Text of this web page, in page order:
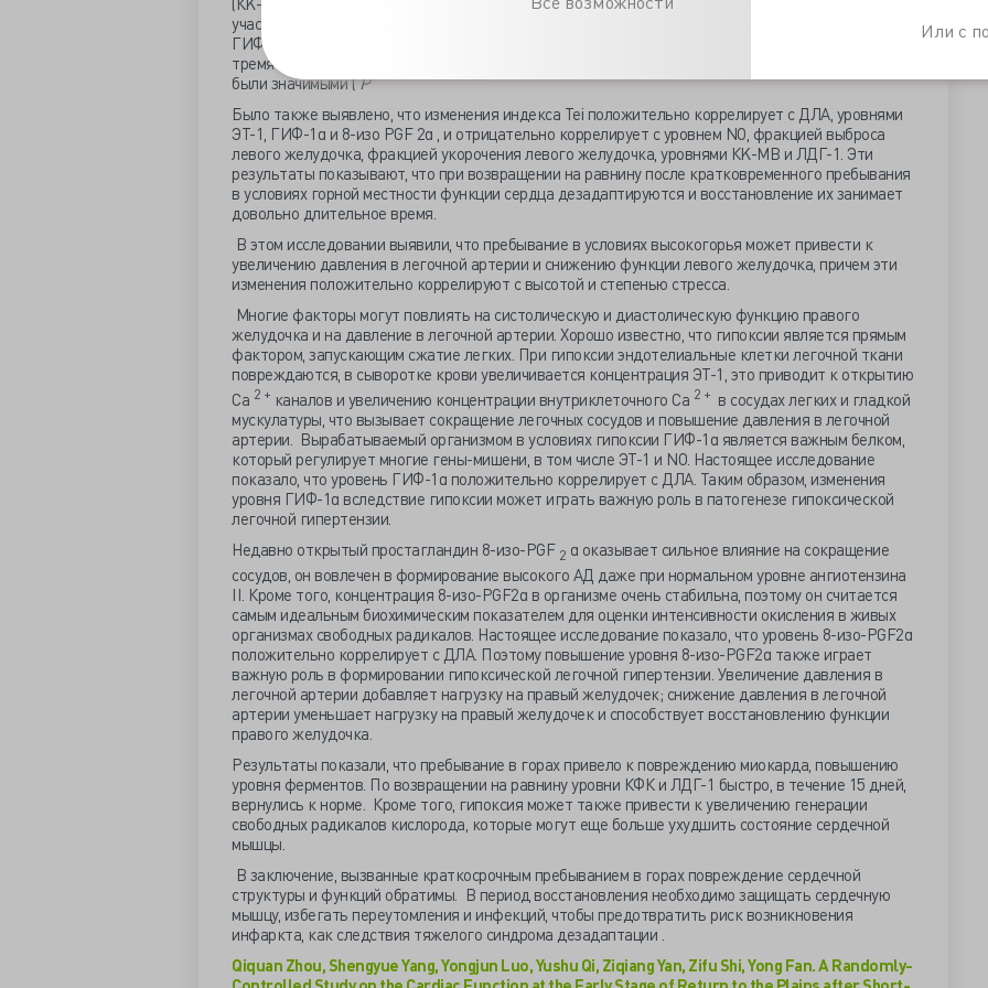
Или с
участников были значительно выше, чем в контрольной группе. Концентрации оксида азота (NO),
ГИФ-1α , 8-изо-PGF2α, СОД были значительно ниже, чем в контрольной группе. Различия между
тремя подгруппами шкалы ОРВ и различия между каждой подгруппой и контрольной группой
были значимыми (P
Было также выявлено, что изменения индекса Tei положительно коррелирует с ДЛА, уровнями
ЭТ-1, ГИФ-1α и 8-изо PGF 2α , и отрицательно коррелирует с уровнем NO, фракцией выброса
левого желудочка, фракцией укорочения левого желудочка, уровнями КK-MB и ЛДГ-1. Эти
результаты показывают, что при возвращении на равнину после кратковременного пребывания
в условиях горной местности функции сердца дезадаптируются и восстановление их занимает
довольно длительное время.
В этом исследовании выявили, что пребывание в условиях высокогорья может привести к
увеличению давления в легочной артерии и снижению функции левого желудочка, причем эти
изменения положительно коррелируют с высотой и степенью стресса.
Многие факторы могут повлиять на систолическую и диастолическую функцию правого
желудочка и на давление в легочной артерии. Хорошо известно, что гипоксии является прямым
фактором, запускающим сжатие легких. При гипоксии эндотелиальные клетки легочной ткани
повреждаются, в сыворотке крови увеличивается концентрация ЭТ-1, это приводит к открытию
Ca 2 + каналов и увеличению концентрации внутриклеточного Са 2 + в сосудах легких и гладкой
мускулатуры, что вызывает сокращение легочных сосудов и повышение давления в легочной
артерии. Вырабатываемый организмом в условиях гипоксии ГИФ-1α является важным белком,
который регулирует многие гены-мишени, в том числе ЭТ-1 и NO. Настоящее исследование
показало, что уровень ГИФ-1α положительно коррелирует с ДЛА. Таким образом, изменения
уровня ГИФ-1α вследствие гипоксии может играть важную роль в патогенезе гипоксической
легочной гипертензии.
Недавно открытый простагландин 8-изо-PGF 2 α оказывает сильное влияние на сокращение
сосудов, он вовлечен в формирование высокого АД даже при нормальном уровне ангиотензина
II. Кроме того, концентрация 8-изо-PGF2α в организме очень стабильна, поэтому он считается
самым идеальным биохимическим показателем для оценки интенсивности окисления в живых
организмах свободных радикалов. Настоящее исследование показало, что уровень 8-изо-PGF2α
положительно коррелирует с ДЛА. Поэтому повышение уровня 8-изо-PGF2α также играет
важную роль в формировании гипоксической легочной гипертензии. Увеличение давления в
легочной артерии добавляет нагрузку на правый желудочек; снижение давления в легочной
артерии уменьшает нагрузку на правый желудочек и способствует восстановлению функции
правого желудочка.
Результаты показали, что пребывание в горах привело к повреждению миокарда, повышению
уровня ферментов. По возвращении на равнину уровни КФК и ЛДГ-1 быстро, в течение 15 дней,
вернулись к норме. Кроме того, гипоксия может также привести к увеличению генерации
свободных радикалов кислорода, которые могут еще больше ухудшить состояние сердечной
мышцы.
В заключение, вызванные краткосрочным пребыванием в горах повреждение сердечной
структуры и функций обратимы. В период восстановления необходимо защищать сердечную
мышцу, избегать переутомления и инфекций, чтобы предотвратить риск возникновения
инфаркта, как следствия тяжелого синдрома дезадаптации .
Qiquan Zhou, Shengyue Yang, Yongjun Luo, Yushu Qi, Ziqiang Yan, Zifu Shi, Yong Fan. A Randomly-